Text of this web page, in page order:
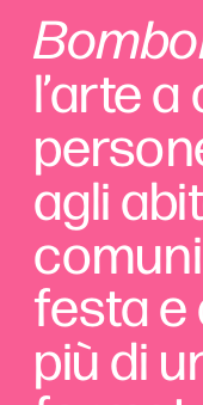
l’arte
agli
festa e
più di